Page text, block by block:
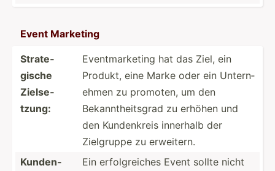
Event Marketing
Strate­
gische
Zielse­
tzung:
Eventm­ark­eting hat das Ziel, ein
Produkt, eine Marke oder ein Untern­
ehmen zu promoten, um den
Bekann­the­itsgrad zu erhöhen und
den Kunden­kreis innerhalb der
Zielgruppe zu erweitern.
Kunden­
Ein erfolg­reiches Event sollte nicht